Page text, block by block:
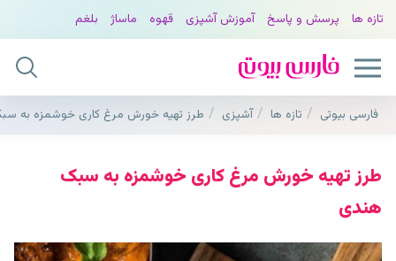
تازه ها پرسش و پاسخ آموزش آشپزی قهوه ماساژ بلغم
فارسی بیوتی تازه ها آشپزی طرز تهیه خورش مرغ کاری خوشمزه به
طرز تهیه خورش مرغ کاری خوشمزه به سبک
هندی